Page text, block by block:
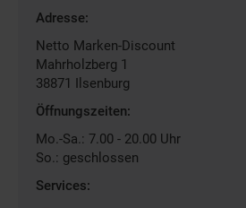
Gefundene
Filiale
Adresse:
Netto Marken-Discount
Mahrholzberg 1
38871 Ilsenburg
Öffnungszeiten:
Mo.-Sa.: 7.00 - 20.00 Uhr
So.: geschlossen
Services: